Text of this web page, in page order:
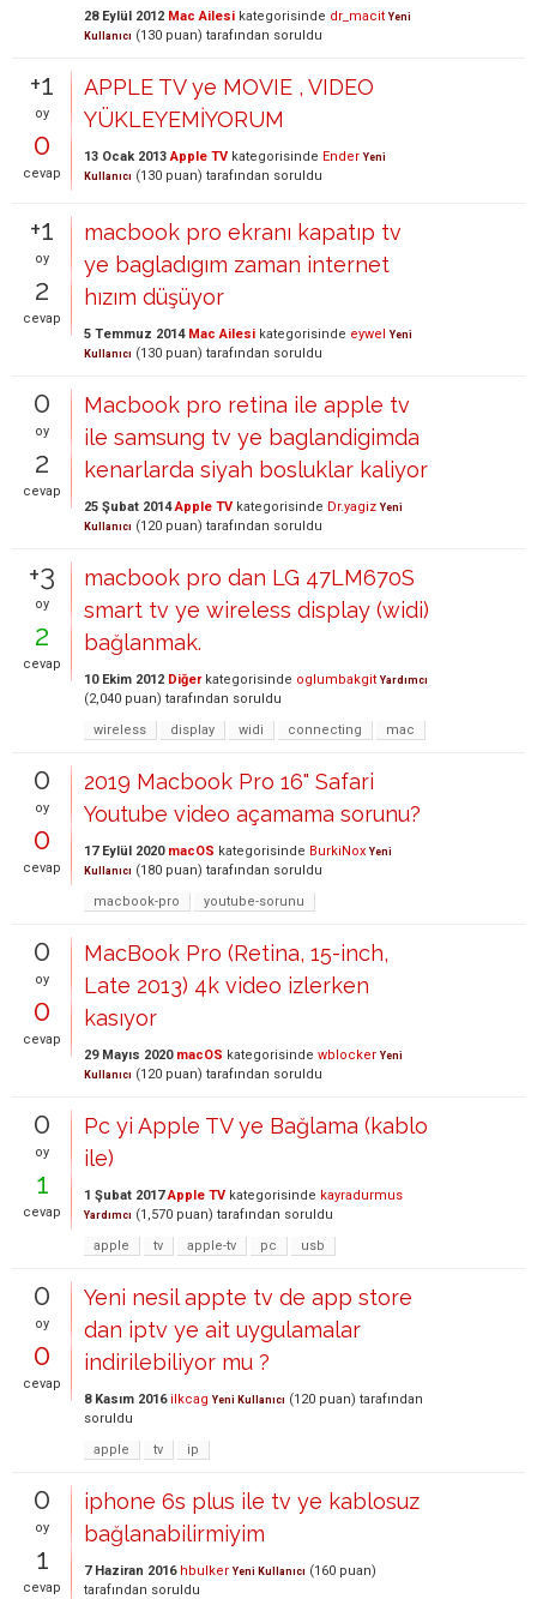
28 Eylül 2012 Mac Ailesi kategorisinde dr_macit Yeni
Kullanıcı (130 puan) tarafından soruldu
+1
oy
0
cevap
APPLE TV ye MOVIE , VIDEO
YÜKLEYEMİYORUM
13 Ocak 2013 Apple TV kategorisinde Ender Yeni
Kullanıcı (130 puan) tarafından soruldu
+1
oy
2
cevap
macbook pro ekranı kapatıp tv
ye bagladıgım zaman internet
hızım düşüyor
5 Temmuz 2014 Mac Ailesi kategorisinde eywel Yeni
Kullanıcı (130 puan) tarafından soruldu
0
oy
2
cevap
Macbook pro retina ile apple tv
ile samsung tv ye baglandigimda
kenarlarda siyah bosluklar kaliyor
25 Şubat 2014 Apple TV kategorisinde Dr.yagiz Yeni
Kullanıcı (120 puan) tarafından soruldu
+3
oy
2
cevap
macbook pro dan LG 47LM670S
smart tv ye wireless display (widi)
bağlanmak.
10 Ekim 2012 Diğerkategorisinde oglumbakgit Yardımcı
(2,040 puan) tarafından soruldu
wireless
display widi connecting mac
0
oy
0
cevap
2019 Macbook Pro 16" Safari
Youtube video açamama sorunu?
17 Eylül 2020 macOS kategorisinde BurkiNox Yeni
Kullanıcı (180 puan) tarafından soruldu
macbook-pro
youtube-sorunu
0
oy
0
cevap
MacBook Pro (Retina, 15-inch,
Late 2013) 4k video izlerken
kasıyor
29 Mayıs 2020 macOS kategorisinde wblocker Yeni
Kullanıcı (120 puan) tarafından soruldu
0
oy
1
cevap
Pc yi Apple TV ye Bağlama (kablo
ile)
1 Şubat 2017 Apple TV kategorisinde kayradurmus
Yardımcı (1,570 puan) tarafından soruldu
apple
tv apple-tv pc usb
0
oy
0
cevap
Yeni nesil appte tv de app store
dan iptv ye ait uygulamalar
indirilebiliyor mu ?
8 Kasım 2016 ilkcag Yeni Kullanıcı (120 puan) tarafından
soruldu
apple
tv ip
0
oy
1
cevap
iphone 6s plus ile tv ye kablosuz
bağlanabilirmiyim
7 Haziran 2016 hbulker Yeni Kullanıcı (160 puan)
tarafından soruldu